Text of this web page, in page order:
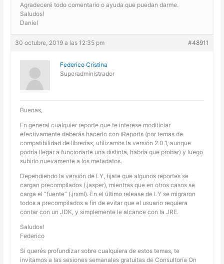
Agradeceré todo comentario o ayuda que puedan darme.
Saludos!
Daniel
30 octubre, 2019 a las 12:35 pm #48911
Federico Cristina
Superadministrador
Buenas,
En general cualquier reporte que te interese modificiar
efectivamente deberás hacerlo con iReports (por temas de
compatibilidad de librerías, utilizamos la versión 2.0.1, aunque
podría llegar a funcionarte una distinta, habría que probar) y luego
subirlo nuevamente a los metadatos.
Dependiendo la versión de LY, fijate que algunos reportes se
cargan precompilados (.jasper), mientras que en otros casos se
carga el “fuente” (.jrxml). En el último release de LY se migraron
todos a precompilados a fin de evitar que el usuario requiera
contar con un JDK, y simplemente le alcance con la JRE.
Saludos!
Federico
Si querés profundizar sobre cualquiera de estos temas, te
invitamos a las sesiones semanales gratuitas de Consultoría On